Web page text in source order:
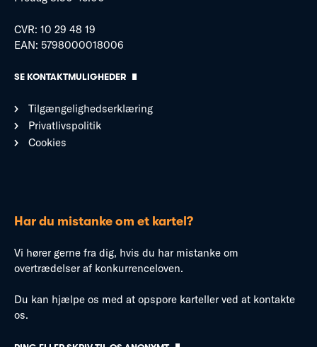
CVR: 10 29 48 19
EAN: 5798000018006
SE KONTAKTMULIGHEDER
Tilgængelighedserklæring
Privatlivspolitik
Cookies
Har du mistanke om et kartel?
Vi hører gerne fra dig, hvis du har mistanke om
overtrædelser af konkurrenceloven.
Du kan hjælpe os med at opspore karteller ved at kontakte
os.